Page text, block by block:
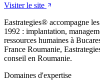
Visiter le site
Eastrategies® accompagne
1992 : implantation,
ressources humaines à
France Roumanie,
conseil en Roumanie.
Domaines d'expertise